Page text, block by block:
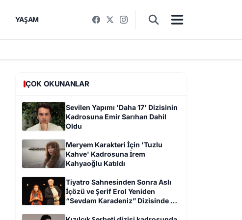
YAŞAM
ÇOK OKUNANLAR
Sevilen Yapımı 'Daha 17' Dizisinin
Kadrosuna Emir Sarıhan Dahil
Oldu
Meryem Karakteri İçin 'Tuzlu
Kahve' Kadrosuna İrem
Kahyaoğlu Katıldı
Tiyatro Sahnesinden Sonra Aslı
İçözü ve Şerif Erol Yeniden
“Sevdam Karadeniz” Dizisinde Bir